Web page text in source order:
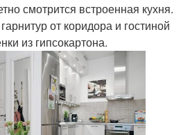
смотрится встроенная кухня.
от коридора и гостиной
из гипсокартона.